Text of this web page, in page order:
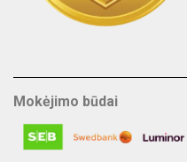
Mokėjimo būdai